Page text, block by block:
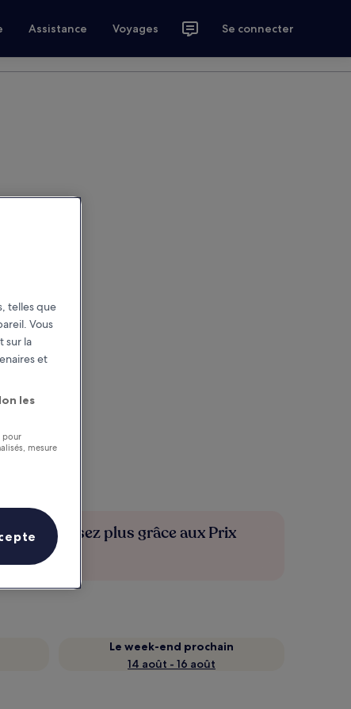
Assistance Voyages Se connecter
Économisez plus grâce aux Prix
membres
Le week-end prochain
14 août - 16 août
telles que
Vous
sur la
et
les
pour
mesure